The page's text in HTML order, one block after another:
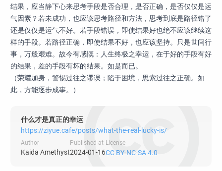
结果，应当静下心来思考手段是否合理，是否正确，是否仅仅是运
气因素？若未成功，也应该思考路径和方法，思考到底是路径错了
还是仅仅是运气不好。若手段错误，即使结果好也绝不应该继续这
样的手段。若路径正确，即使结果不好，也应该坚持。只是世间行
事，万般艰难。故今有感慨：人生终极之幸运，在于好的手段有好
的结果，差的手段有坏的结果。如是而已。
（荣耀加身，警惕过往之谬误；陷于困境，思索过往之正确。如
此，方能逐步成事。）
什么才是真正的幸运
https://ziyue.cafe/posts/what-the-real-lucky-is/
Author
Kaida Amethyst
Published at
2024-01-16
License
CC BY-NC-SA 4.0